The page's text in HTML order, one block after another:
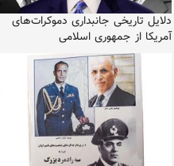
دلایل تاریخی جانبداری دموکرات‌های
آمریکا از جمهوری اسلامی